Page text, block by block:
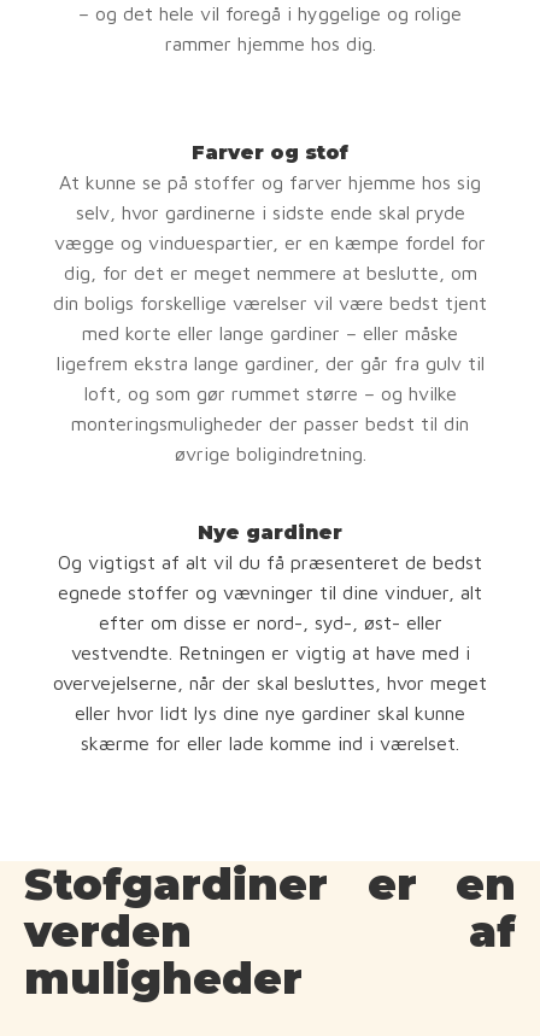
– og det hele vil foregå i hyggelige og rolige
rammer hjemme hos dig.
Farver og stof
At kunne se på stoffer og farver hjemme hos sig
selv, hvor gardinerne i sidste ende skal pryde
vægge og vinduespartier, er en kæmpe fordel for
dig, for det er meget nemmere at beslutte, om
din boligs forskellige værelser vil være bedst tjent
med korte eller lange gardiner – eller måske
ligefrem ekstra lange gardiner, der går fra gulv til
loft, og som gør rummet større – og hvilke
monteringsmuligheder der passer bedst til din
øvrige boligindretning.
Nye gardiner
Og vigtigst af alt vil du få præsenteret de bedst
egnede stoffer og vævninger til dine vinduer, alt
efter om disse er nord-, syd-, øst- eller
vestvendte. Retningen er vigtig at have med i
overvejelserne, når der skal besluttes, hvor meget
eller hvor lidt lys dine nye gardiner skal kunne
skærme for eller lade komme ind i værelset.
Stofgardiner er en
verden af
muligheder